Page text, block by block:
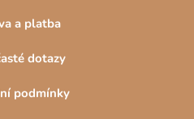
a platba
dotazy
podmínky